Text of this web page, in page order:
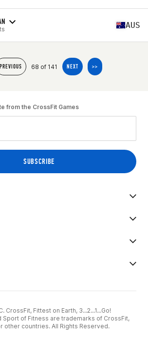
AUS
PREVIOUS 68 of 141 NEXT >>
from the CrossFit Games
CrossFit, Fittest on Earth, 3...2...1...Go!
Sport of Fitness are trademarks of CrossFit,
other countries. All Rights Reserved.